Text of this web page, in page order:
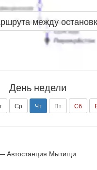
между
День недели
Ср Чт Пт Сб
Автостанция Мытищи